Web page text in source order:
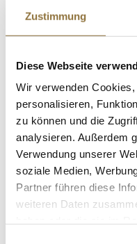
Zustimmung
Diese Webseite
Wir verwenden
personalisieren,
zu können und die
analysieren. Außerdem
Verwendung unserer
soziale Medien,
Partner führen diese
weiteren Daten
€ 36,95
St.
Wan
TK, 500